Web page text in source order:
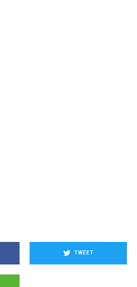
TWEET